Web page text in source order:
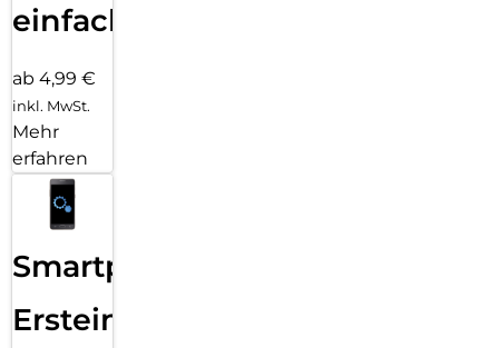
einfach
ab 4,99 €
inkl. MwSt.
Mehr
erfahren
Smartphone
Ersteinrichtung